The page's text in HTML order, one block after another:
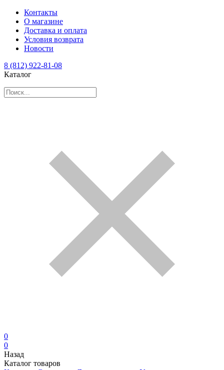
Контакты
О магазине
Доставка и оплата
Условия возврата
Новости
8 (812) 922-81-08
Каталог
0
0
Назад
Каталог товаров